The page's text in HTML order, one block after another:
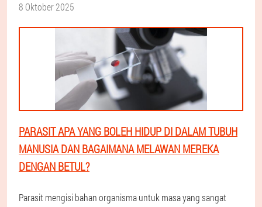
8 Oktober 2025
PARASIT APA YANG BOLEH HIDUP DI DALAM TUBUH
MANUSIA DAN BAGAIMANA MELAWAN MEREKA
DENGAN BETUL?
Parasit mengisi bahan organisma untuk masa yang sangat